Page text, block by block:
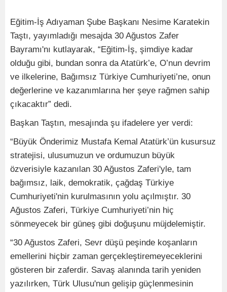
Eğitim-İş Adıyaman Şube Başkanı Nesime Karatekin
Taştı, yayımladığı mesajda 30 Ağustos Zafer
Bayramı'nı kutlayarak, “Eğitim-İş, şimdiye kadar
olduğu gibi, bundan sonra da Atatürk’e, O’nun devrim
ve ilkelerine, Bağımsız Türkiye Cumhuriyeti’ne, onun
değerlerine ve kazanımlarına her şeye rağmen sahip
çıkacaktır” dedi.
Başkan Taştın, mesajında şu ifadelere yer verdi:
“Büyük Önderimiz Mustafa Kemal Atatürk’ün kusursuz
stratejisi, ulusumuzun ve ordumuzun büyük
özverisiyle kazanılan 30 Ağustos Zaferi'yle, tam
bağımsız, laik, demokratik, çağdaş Türkiye
Cumhuriyeti'nin kurulmasının yolu açılmıştır. 30
Ağustos Zaferi, Türkiye Cumhuriyeti’nin hiç
sönmeyecek bir güneş gibi doğuşunu müjdelemiştir.
“30 Ağustos Zaferi, Sevr düşü peşinde koşanların
emellerini hiçbir zaman gerçekleştiremeyeceklerini
gösteren bir zaferdir. Savaş alanında tarih yeniden
yazılırken, Türk Ulusu'nun gelişip güçlenmesinin